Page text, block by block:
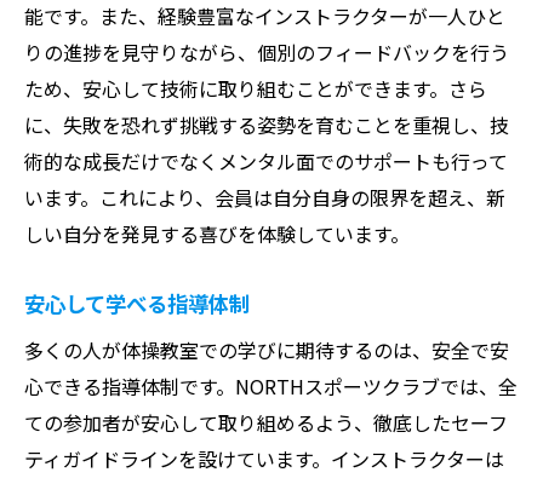
能です。また、経験豊富なインストラクターが一人ひと
りの進捗を見守りながら、個別のフィードバックを行う
ため、安心して技術に取り組むことができます。さら
に、失敗を恐れず挑戦する姿勢を育むことを重視し、技
術的な成長だけでなくメンタル面でのサポートも行って
います。これにより、会員は自分自身の限界を超え、新
しい自分を発見する喜びを体験しています。
安心して学べる指導体制
多くの人が体操教室での学びに期待するのは、安全で安
心できる指導体制です。NORTHスポーツクラブでは、全
ての参加者が安心して取り組めるよう、徹底したセーフ
ティガイドラインを設けています。インストラクターは